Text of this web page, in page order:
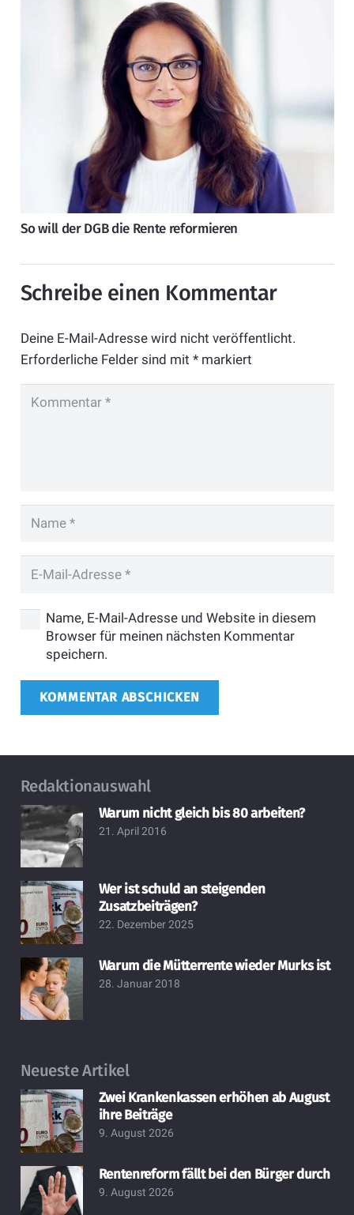
So will der DGB die Rente reformieren
Schreibe einen Kommentar
Deine E-Mail-Adresse wird nicht veröffentlicht.
Erforderliche Felder sind mit *markiert
Name, E-Mail-Adresse und Website in diesem
Browser für meinen nächsten Kommentar
speichern.
KOMMENTAR ABSCHICKEN
Redaktionauswahl
Warum nicht gleich bis 80 arbeiten?
21. April 2016
Wer ist schuld an steigenden
Zusatzbeiträgen?
22. Dezember 2025
Warum die Mütterrente wieder Murks ist
28. Januar 2018
Neueste Artikel
Zwei Krankenkassen erhöhen ab August
ihre Beiträge
9. August 2026
Rentenreform fällt bei den Bürger durch
9. August 2026